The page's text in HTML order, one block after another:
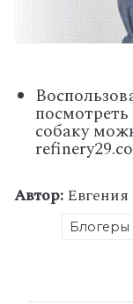
собаку
Автор:
Блогеры